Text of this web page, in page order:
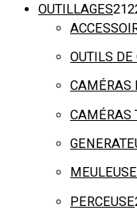
OUTILLAGES
OUTILS DE
CAMÉRAS
CAMÉRAS
MEULEUSE
PERCEUSE